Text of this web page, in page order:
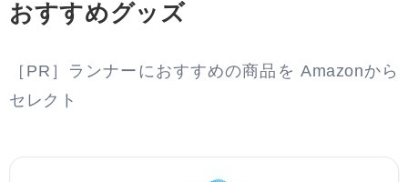
おすすめグッズ
［PR］ランナーにおすすめの商品を Amazonから
セレクト